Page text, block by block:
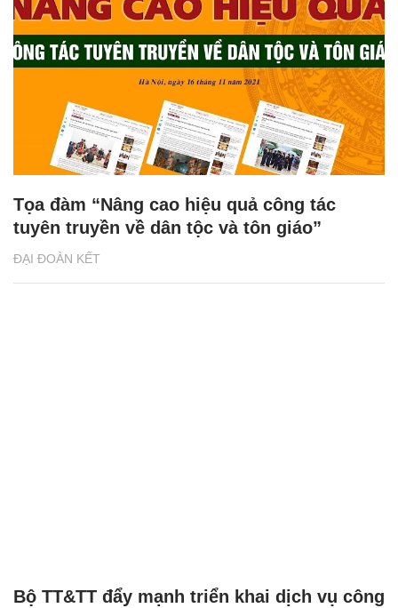
ĐẠI ĐOÀN KẾT
Tọa đàm “Nâng cao hiệu quả công tác
tuyên truyền về dân tộc và tôn giáo”
Bộ TT&TT đẩy mạnh triển khai dịch vụ công